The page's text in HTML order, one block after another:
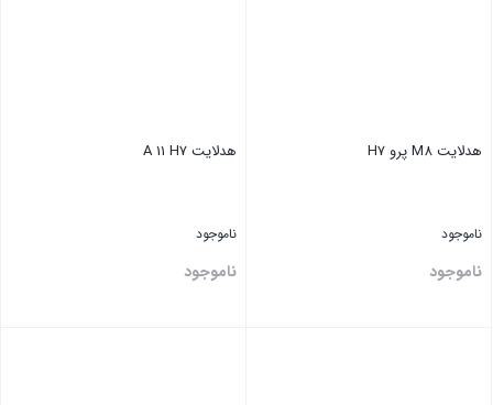
هدلایت M8 پرو H7
ناموجود
ناموجود
هدلایت A 11 H7
ناموجود
ناموجود